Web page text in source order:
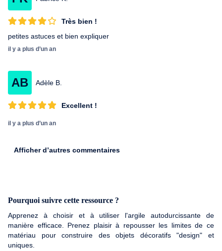
Très bien !
petites astuces et bien expliquer
il y a plus d’un an
AB Adèle B.
Excellent !
il y a plus d’un an
Afficher d’autres commentaires
Pourquoi suivre cette ressource ?
Apprenez à choisir et à utiliser l'argile autodurcissante de
manière efficace. Prenez plaisir à repousser les limites de ce
matériau pour construire des objets décoratifs "design" et
uniques.